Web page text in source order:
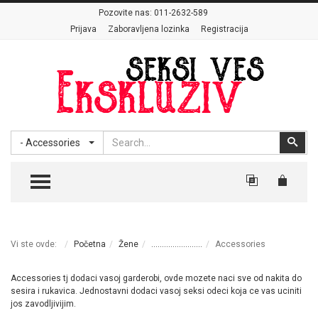
Pozovite nas: 011-2632-589
Prijava
Zaboravljena lozinka Registracija
- Accessories
Search
TOGGLE MENU
Vi ste ovde: Početna Žene ........................ Accessories
Accessories tj dodaci vasoj garderobi, ovde mozete naci sve od nakita do
sesira i rukavica. Jednostavni dodaci vasoj seksi odeci koja ce vas uciniti
jos zavodljivijim.